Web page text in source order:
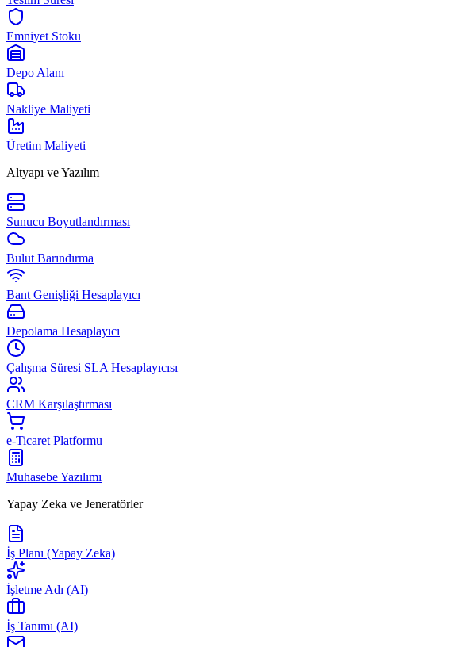
Emniyet Stoku
Depo Alanı
Nakliye Maliyeti
Üretim Maliyeti
Altyapı ve Yazılım
Sunucu Boyutlandırması
Bulut Barındırma
Bant Genişliği Hesaplayıcı
Depolama Hesaplayıcı
Çalışma Süresi SLA Hesaplayıcısı
CRM Karşılaştırması
e-Ticaret Platformu
Muhasebe Yazılımı
Yapay Zeka ve Jeneratörler
İş Planı (Yapay Zeka)
İşletme Adı (AI)
İş Tanımı (AI)